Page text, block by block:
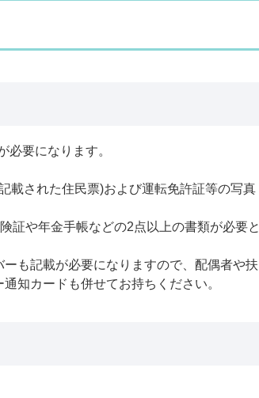
必要になります。
載された住民票)および運転免許証等の写真
証や年金手帳などの2点以上の書類が必要と
も記載が必要になりますので、配偶者や扶
知カードも併せてお持ちください。